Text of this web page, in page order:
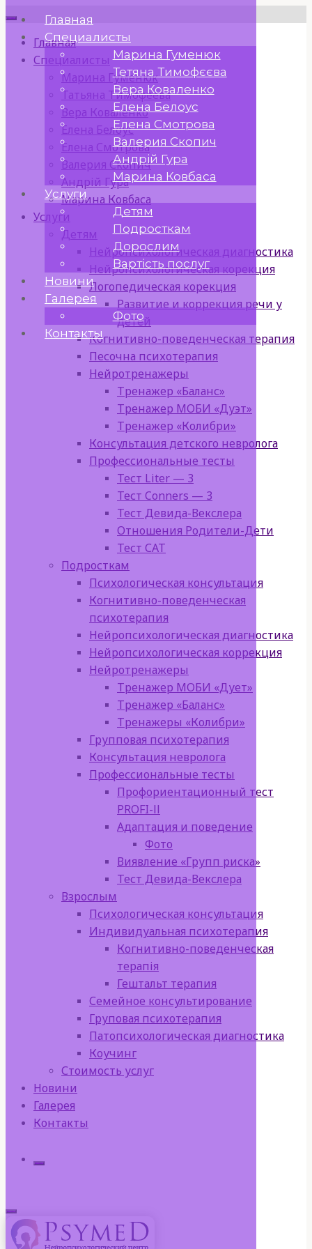
Перейти
содержимому
Главная
Специалисты
Марина Гуменюк
Татьяна Тимофеева
Вера Коваленко
Елена Белоус
Елена Смотрова
Валерия Скопич
Андрій Гура
Марина Ковбаса
Услуги
Детям
Нейропсихологическая диагностика
Нейропсихологическая корекция
Логопедическая корекция
Развитие и коррекция речи у
детей
Когнитивно-поведенческая терапия
Песочна психотерапия
Нейротренажеры
Тренажер «Баланс»
Тренажер МОБИ «Дуэт»
Тренажер «Колибри»
Консультация детского невролога
Профессиональные тесты
Тест Liter — 3
Тест Conners — 3
Тест Девида-Векслера
Отношения Родители-Дети
Тест САТ
Подросткам
Психологическая консультация
Когнитивно-поведенческая
психотерапия
Нейропсихологическая диагностика
Нейропсихологическая коррекция
Нейротренажеры
Тренажер МОБИ «Дует»
Тренажер «Баланс»
Тренажеры «Колибри»
Групповая психотерапия
Консультация невролога
Профессиональные тесты
Профориентационный тест
PROFI-ІІ
Адаптация и поведение
Фото
Виявление «Групп риска»
Тест Девида-Векслера
Взрослым
Психологическая консультация
Индивидуальная психотерапия
Когнитивно-поведенческая
терапія
Гештальт терапия
Семейное консультирование
Груповая психотерапия
Патопсихологическая диагностика
Коучинг
Стоимость услуг
Новини
Галерея
Контакты
Главная
Специалисты
Марина Гуменюк
Тетяна Тимофєєва
Вера Коваленко
Елена Белоус
Елена Смотрова
Валерия Скопич
Андрій Гура
Марина Ковбаса
Услуги
Детям
Подросткам
Дорослим
Вартість послуг
Новини
Галерея
Фото
Контакты